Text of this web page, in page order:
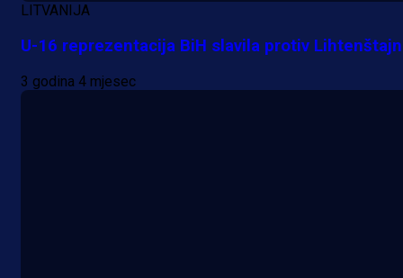
LITVANIJA
U-16 reprezentacija BiH slavila protiv
3 godina 4 mjesec